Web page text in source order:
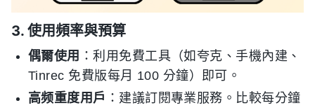
3. 使用頻率與預算
偶爾使用 ：利用免費工具（如夸克、手機內建、
Tinrec 免費版每月 100 分鐘）即可。
高频重度用戶 ：建議訂閱專業服務。比較每分鐘